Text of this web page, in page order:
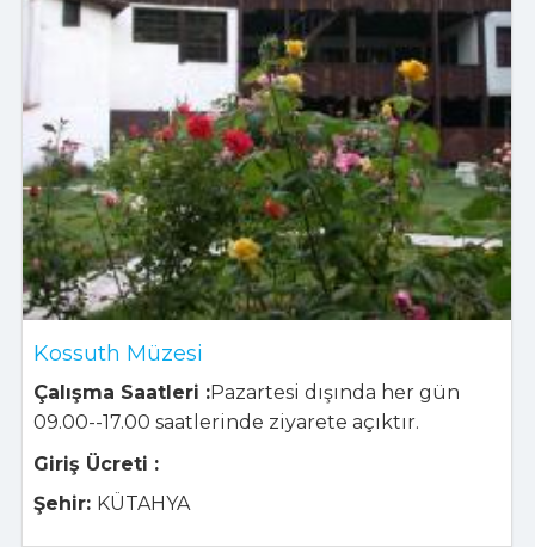
Kossuth Müzesi
Çalışma Saatleri :Pazartesi dışında her gün
09.00--17.00 saatlerinde ziyarete açıktır.
Giriş Ücreti :
Şehir: KÜTAHYA